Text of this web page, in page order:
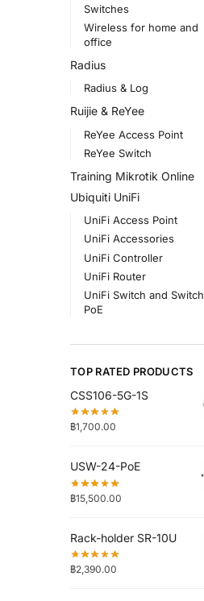
Switches
Wireless for home and
office
Radius
Radius & Log
Ruijie & ReYee
ReYee Access Point
ReYee Switch
Training Mikrotik Online
Ubiquiti UniFi
UniFi Access Point
UniFi Accessories
UniFi Controller
UniFi Router
UniFi Switch and Switch
PoE
TOP RATED PRODUCTS
CSS106-5G-1S
฿1,700.00
USW-24-PoE
฿15,500.00
Rack-holder SR-10U
฿2,390.00